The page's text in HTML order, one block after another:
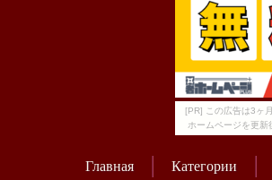
[PR] この広告は3ヶ
ホームページを更
Главная Категории